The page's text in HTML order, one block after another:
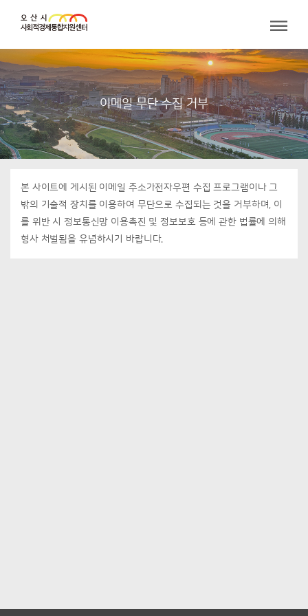
이메일 무단 수집 거부
본 사이트에 게시된 이메일 주소가전자우편 수집 프로그램이나 그
밖의 기술적 장치를 이용하여 무단으로 수집되는 것을 거부하며, 이
를 위반 시 정보통신망 이용촉진 및 정보보호 등에 관한 법률에 의해
형사 처벌됨을 유념하시기 바랍니다.